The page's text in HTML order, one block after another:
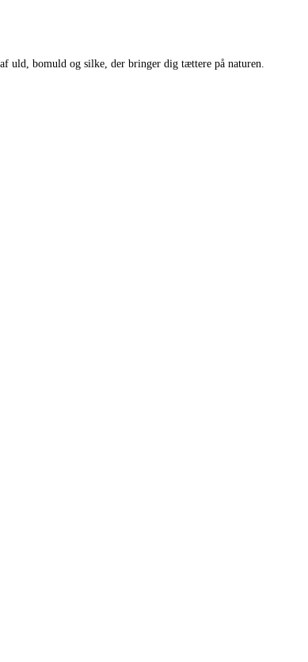
uld, bomuld og silke, der bringer dig tættere på naturen.